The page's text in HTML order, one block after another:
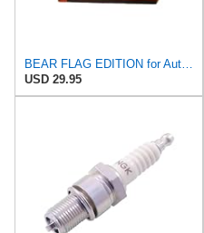
BEAR FLAG EDITION for Autolite Spark Plug 4062 Automotive Parts
USD 29.95